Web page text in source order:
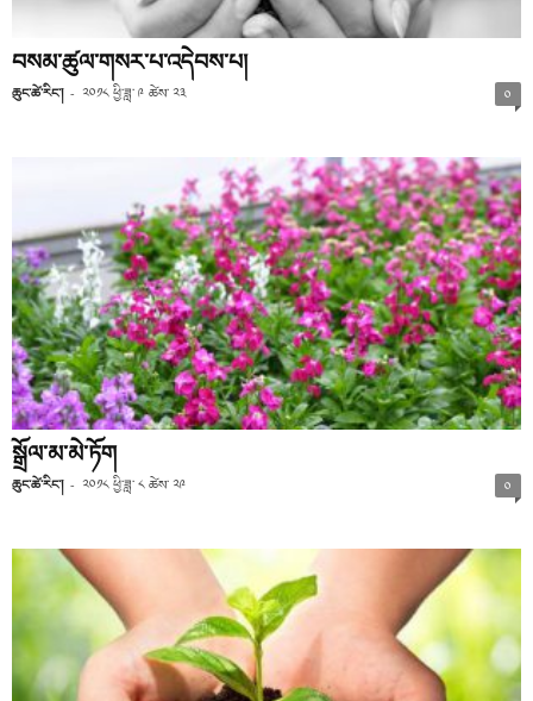
བསམ་ཚུལ་གསར་པ་འདེབས་པ།
ཆུང་ཚེ་རིང་། - ༢༠༡༨ ཕྱི་ཟླ་ ༩ ཚེས་ ༢༣ ༠
སྒྲོལ་མ་མེ་ཏོག
ཆུང་ཚེ་རིང་། - ༢༠༡༨ ཕྱི་ཟླ་ ༨ ཚེས་ ༢༩ ༠